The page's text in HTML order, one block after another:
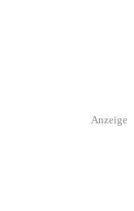
Anzeige